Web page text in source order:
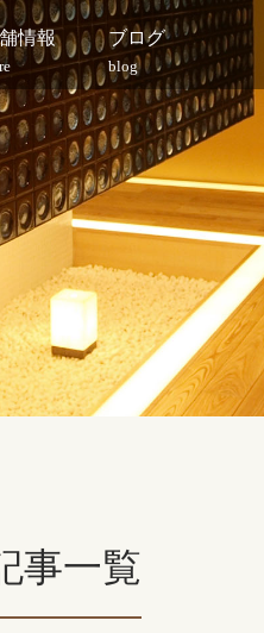
情報 ブログ
blog
事一覧